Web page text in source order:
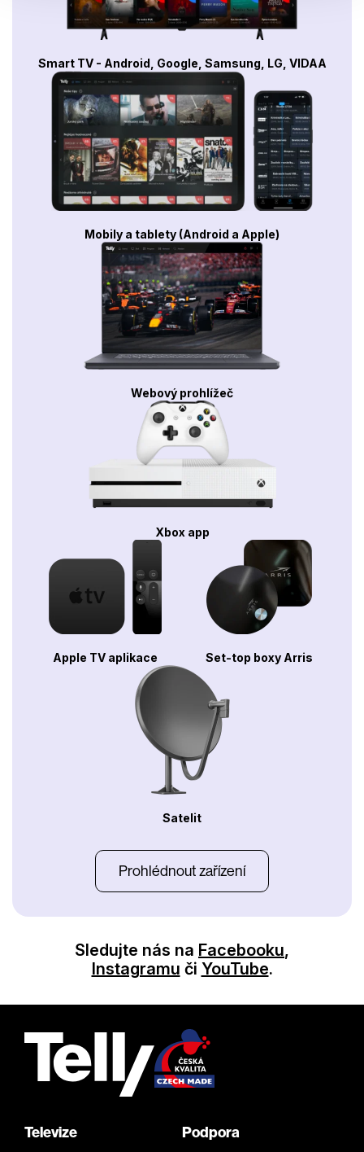
Smart TV - Android, Google, Samsung, LG, VIDAA
Mobily a tablety (Android a Apple)
Webový prohlížeč
Xbox app
Apple TV aplikace Set-top boxy Arris
Satelit
Prohlédnout zařízení
Sledujte nás na Facebooku,
Instagramu či YouTube.
Televize Podpora